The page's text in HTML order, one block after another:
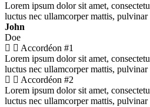
Lorem ipsum dolor sit amet,
luctus nec ullamcorper mattis, pulvinar
John
Doe
Accordéon #1
Lorem ipsum dolor sit amet,
luctus nec ullamcorper mattis, pulvinar
Accordéon #2
Lorem ipsum dolor sit amet,
luctus nec ullamcorper mattis, pulvinar